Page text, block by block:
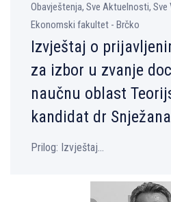
Obavještenja, Sve Aktuelnosti,
Ekonomski fakultet - Brčko
Izvještaj o
za izbor u zvanje
naučnu oblast
kandidat dr
Prilog: Izvještaj...